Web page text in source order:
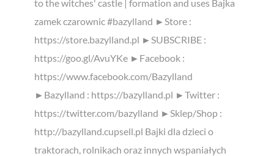
to the witches' castle | formation and uses Bajka
zamek czarownic #bazylland ►Store :
https://store.bazylland.pl ►SUBSCRIBE :
https://goo.gl/AvuYKe ►Facebook :
https://www.facebook.com/Bazylland
►Bazylland : https://bazylland.pl ►Twitter :
https://twitter.com/bazylland ►Sklep/Shop :
http://bazylland.cupsell.pl Bajki dla dzieci o
traktorach, rolnikach oraz innych wspaniałych